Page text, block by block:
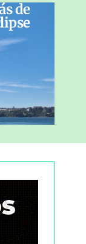
de